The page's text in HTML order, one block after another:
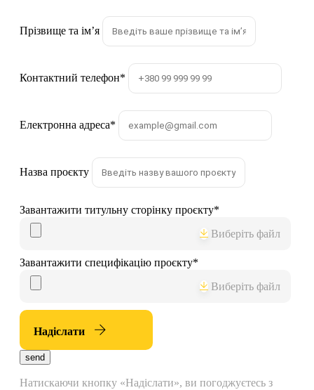
Прізвище та імʼя
Контактний телефон*
Електронна адреса*
Назва проєкту
Завантажити титульну сторінку проєкту*
Виберіть файл
Завантажити специфікацію проєкту*
Виберіть файл
Надіслати
send
Натискаючи кнопку «Надіслати», ви погоджуєтесь з